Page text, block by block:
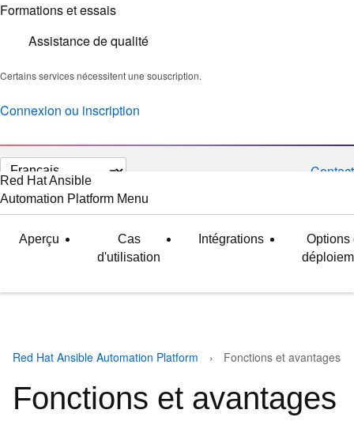
Formations et essais
Assistance de qualité
Certains services nécessitent une souscription.
Connexion ou inscription
Changer
la
langue
Contact
Red Hat Ansible
Automation Platform Menu
Aperçu
Cas
d'utilisation
Intégrations
Options
Red Hat Ansible Automation Platform Fonctions et avantages
Fonctions et avantages